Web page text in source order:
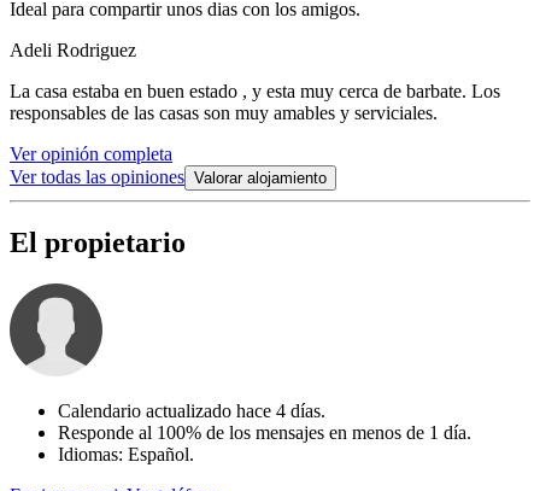
Ideal para compartir unos dias con los amigos.
Adeli Rodriguez
La casa estaba en buen estado , y esta muy cerca de barbate. Los
responsables de las casas son muy amables y serviciales.
Ver opinión completa
Ver todas las opiniones Valorar alojamiento
El propietario
Calendario actualizado hace 4 días.
Responde al 100% de los mensajes en menos de 1 día.
Idiomas: Español.